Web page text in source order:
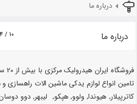
درباره ما
درباره ما 4 / 10
تامین انواع لوازم یدکی ماشین الات راهسازی
کاترپیلار, هیوندا, ولوو, هپکو, لیبهر, دوو